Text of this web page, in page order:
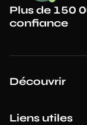
Plus de 150
confiance
Découvrir
Liens utiles